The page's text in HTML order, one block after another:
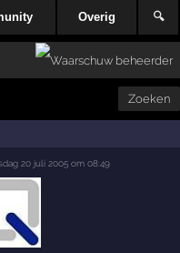
Overig 🔍
Zoeken
20 juli 2005 om 08:49